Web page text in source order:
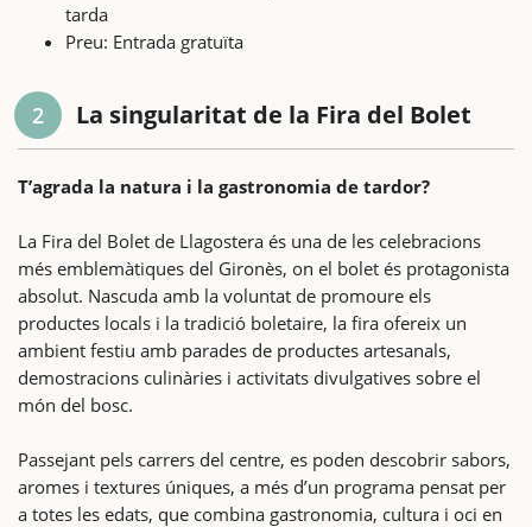
tarda
Preu: Entrada gratuïta
2 La singularitat de la Fira del Bolet
T’agrada la natura i la gastronomia de tardor?
La Fira del Bolet de Llagostera és una de les celebracions
més emblemàtiques del Gironès, on el bolet és protagonista
absolut. Nascuda amb la voluntat de promoure els
productes locals i la tradició boletaire, la fira ofereix un
ambient festiu amb parades de productes artesanals,
demostracions culinàries i activitats divulgatives sobre el
món del bosc.
Passejant pels carrers del centre, es poden descobrir sabors,
aromes i textures úniques, a més d’un programa pensat per
a totes les edats, que combina gastronomia, cultura i oci en